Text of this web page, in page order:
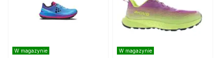
W magazynie W magazynie